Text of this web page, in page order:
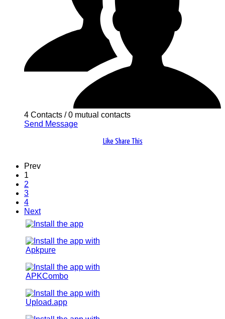
4 Contacts /0 mutual contacts
Send Message
Like Share This
Prev
1
2
3
4
Next